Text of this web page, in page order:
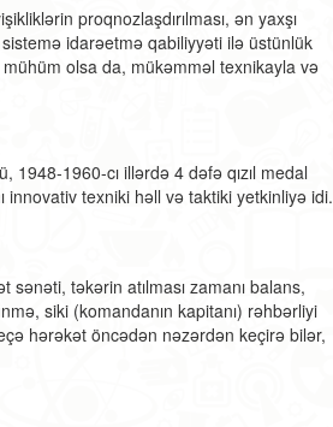
proqnozlaşdırılması, ən yaxşı
idarəetmə qabiliyyəti ilə üstünlük
olsa da, mükəmməl texnikayla və
1948-1960-cı illərdə 4 dəfə qızıl medal
innovativ texniki həll və taktiki yetkinliyə idi.
sənəti, təkərin atılması zamanı balans,
siki (komandanın kapitanı) rəhbərliyi
hərəkət öncədən nəzərdən keçirə bilər,